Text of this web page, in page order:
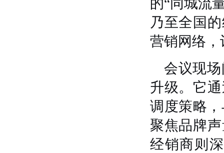
的“同城流
乃至全国
营销网络，
会议现
升级。它
调度策略
聚焦品牌
经销商则